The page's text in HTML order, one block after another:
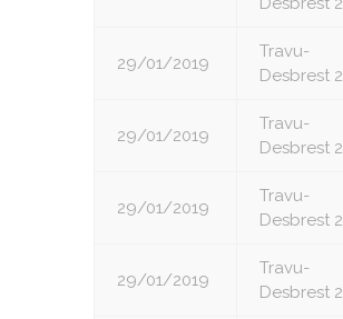
29/01/2019
Travu-
Desbrest 2
29/01/2019
Travu-
Desbrest 2
29/01/2019
Travu-
Desbrest 2
29/01/2019
Travu-
Desbrest 2